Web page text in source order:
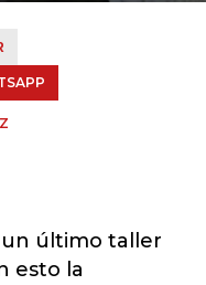
un último taller
esto la